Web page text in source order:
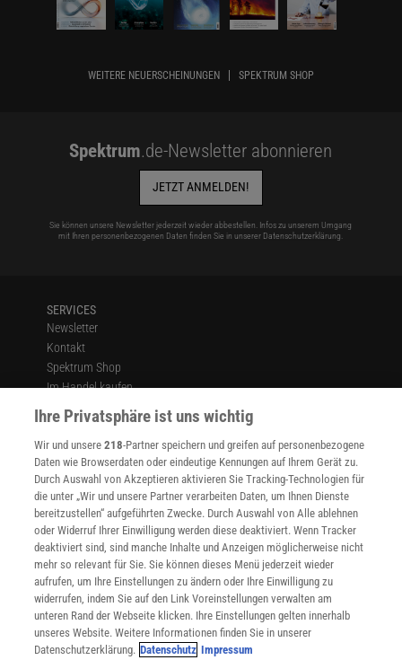
WEITERE NEUERSCHEINUNGEN SPEKTRUM SHOP
Spektrum.de-Newsletter abonnieren
JETZT ANMELDEN!
Sie können unsere Newsletter jederzeit wieder abbestellen. Infos zu unserem Umgang
mit Ihren personenbezogenen Daten finden Sie in unserer Datenschutzerklärung.
SERVICES
Newsletter
Kontakt
Spektrum Shop
Im Handel kaufen
Presse
Verträge kündigen
Widerruf
INFO
Mediadaten
Datenschutz
Nutzungsbedingungen
Cookie-Einstellungen
Utiq verwalten
Nutzungsbasierte Onlinewerbung
Alle Artikel
Impressum
Ihre Privatsphäre ist uns wichtig
Wir und unsere218-Partner speichern und greifen auf personenbezogene
Daten wie Browserdaten oder eindeutige Kennungen auf Ihrem Gerät zu.
Durch Auswahl von Akzeptieren aktivieren Sie Tracking-Technologien für
die unter „Wir und unsere Partner verarbeiten Daten, um Ihnen Dienste
bereitzustellen“ aufgeführten Zwecke. Durch Auswahl von Alle ablehnen
oder Widerruf Ihrer Einwilligung werden diese deaktiviert. Wenn Tracker
deaktiviert sind, sind manche Inhalte und Anzeigen möglicherweise nicht
mehr so relevant für Sie. Sie können dieses Menü jederzeit wieder
aufrufen, um Ihre Einstellungen zu ändern oder Ihre Einwilligung zu
widerrufen, indem Sie auf den Link Voreinstellungen verwalten am
unteren Rand der Webseite klicken. Ihre Einstellungen gelten innerhalb
unseres Website. Weitere Informationen finden Sie in unserer
Datenschutzerklärung. Datenschutz Impressum